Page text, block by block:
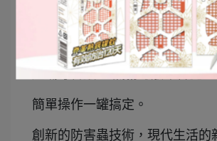
噴立淨氣霧殺蟲劑 /42.5g， 多功
可以一次解決蚊子、蟑螂、螞蟻
塵蟎等害蟲 ，氣霧可散布各處，
簡單操作一罐搞定。
創新的防害蟲技術，現代生活的